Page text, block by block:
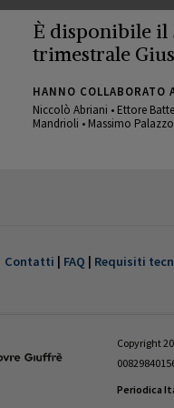
È disponibile il
trimestrale
HANNO COLLABORATO
Niccolò Abriani • Ettore
Mandrioli • Massimo
trimestrale
Contatti | FAQ | Requisiti
Copyright
Periodica